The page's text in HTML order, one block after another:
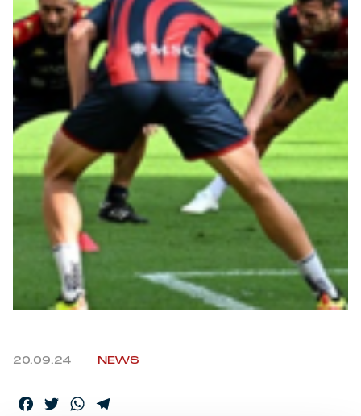
Summer Sale
Mare
Accessori
Party
Outlet
Helan x Genoa
Isolani x Genoa
Gift Card Online Store
20.09.24 NEWS
Facebook
TwitterWhatsApp